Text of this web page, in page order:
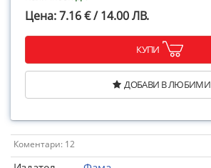
Цена: 7.16 € / 14.00 ЛВ.
КУПИ
ДОБАВИ В ЛЮБИМИ
Коментари: 12